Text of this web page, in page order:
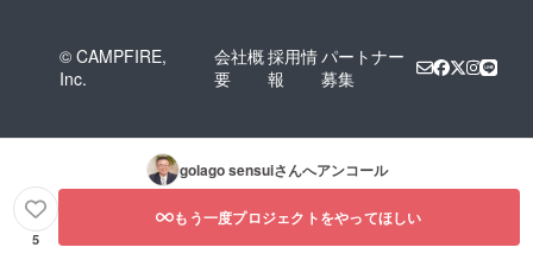
© CAMPFIRE,
Inc.
会社概
要
採用情
報
パートナー
募集
golago sensuiさんへアンコール
5
もう一度プロジェクトをやってほしい